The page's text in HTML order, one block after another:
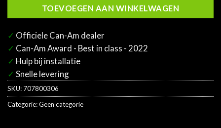
TOEVOEGEN AAN WINKELWAGEN
✓ Officiele Can-Am dealer
✓ Can-Am Award - Best in class - 2022
✓ Hulp bij installatie
✓ Snelle levering
SKU: 707800306
Categorie:Geen categorie